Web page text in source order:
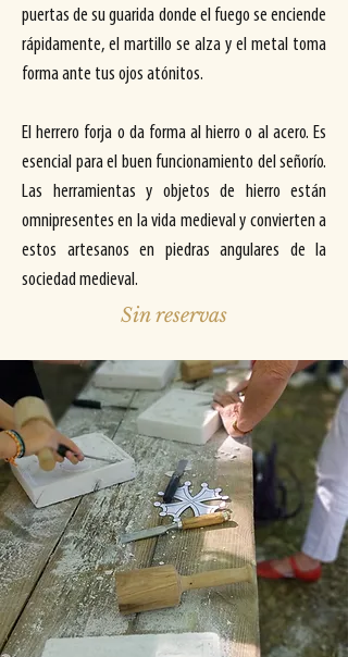
puertas de su guarida donde el fuego se enciende
rápidamente, el martillo se alza y el metal toma
forma ante tus ojos atónitos.
El herrero forja o da forma al hierro o al acero. Es
esencial para el buen funcionamiento del señorío.
Las herramientas y objetos de hierro están
omnipresentes en la vida medieval y convierten a
estos artesanos en piedras angulares de la
sociedad medieval.
Sin reservas